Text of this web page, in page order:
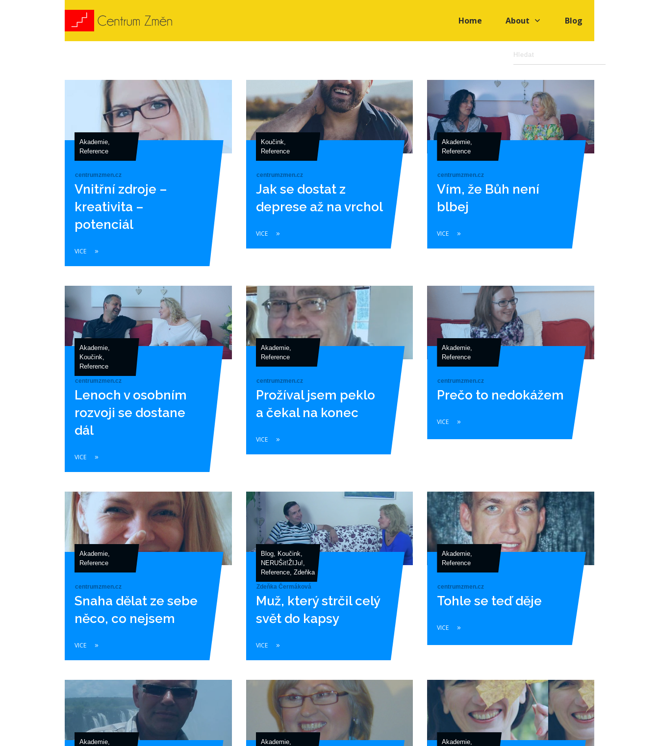
Home About Blog
Akademie,
Reference
centrumzmen.cz
Vnitřní zdroje –
kreativita –
potenciál
VICE
Koučink,
Reference
centrumzmen.cz
Jak se dostat z
deprese až na vrchol
VICE
Akademie,
Reference
centrumzmen.cz
Vím, že Bůh není
blbej
VICE
Akademie,
Koučink,
Reference
centrumzmen.cz
Lenoch v osobním
rozvoji se dostane
dál
VICE
Akademie,
Reference
centrumzmen.cz
Prožíval jsem peklo
a čekal na konec
VICE
Akademie,
Reference
centrumzmen.cz
Prečo to nedokážem
VICE
Akademie,
Reference
centrumzmen.cz
Snaha dělat ze sebe
něco, co nejsem
VICE
Blog, Koučink,
NERUŠit!ŽIJu!,
Reference, Zdeňka
Zdeňka Čermáková
Muž, který strčil celý
svět do kapsy
VICE
Akademie,
Reference
centrumzmen.cz
Tohle se teď děje
VICE
Akademie,
Akademie,
Akademie,